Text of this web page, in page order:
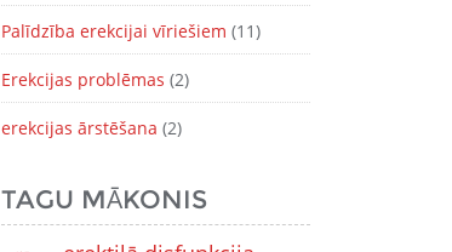
Palīdzība erekcijai vīriešiem (11)
Erekcijas problēmas (2)
erekcijas ārstēšana (2)
TAGU MĀKONIS